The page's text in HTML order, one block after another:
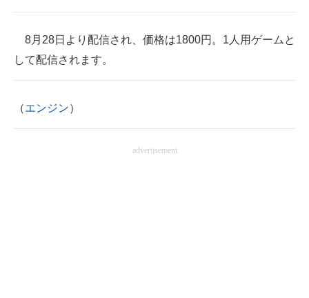
8月28日より配信され、価格は1800円。1人用ゲームと
して配信されます。
（エンジン）
advertisement